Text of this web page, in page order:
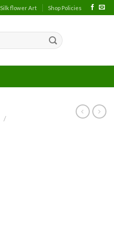
Silk flower Art Shop Policies
/